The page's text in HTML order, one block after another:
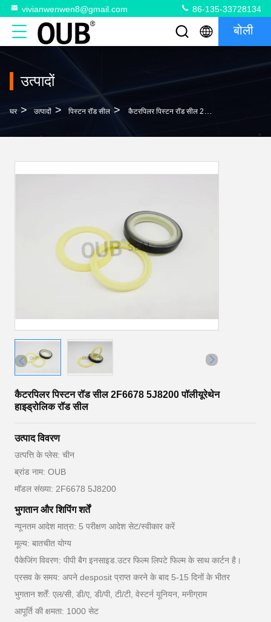
vivianwenwen8@gmail.com 86-135-33728134
बोली
उत्पादों
घर > उत्पादों > पिस्टन रॉड सील > कैटरपिलर पिस्टन रॉड सील 2F6678 5J8200 पॉलीयूरेथेन हाइड्रोलिक रॉड सील
कैटरपिलर पिस्टन रॉड सील 2F6678 5J8200 पॉलीयूरेथेन
हाइड्रोलिक रॉड सील
उत्पाद विवरण
उत्पत्ति के प्लेस: चीन
ब्रांड नाम: OUB
मॉडल संख्या: 2F6678 5J8200
भुगतान और शिपिंग शर्तें
न्यूनतम आदेश मात्रा: 5 परीक्षण आदेश सेट/स्वीकार करें
मूल्य: बातचीत योग्य
पैकेजिंग विवरण: पीपी बैग इनसाइड.उटर फिल्म लिपटे फिल्म के साथ कार्टन है।
प्रसव के समय: अपने desposit प्राप्त करने के बाद 5-15 दिनों के भीतर
भुगतान शर्तें: एल/सी, डी/ए, डी/पी, टी/टी, वेस्टर्न यूनियन, मनीग्राम
आपूर्ति की क्षमता: 1000 सेट